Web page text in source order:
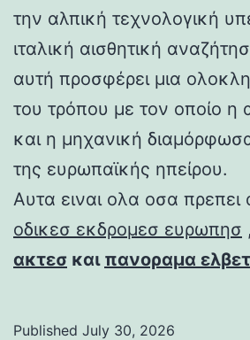
την αλπική τεχνολογική
ιταλική αισθητική
αυτή προσφέρει μια
του τρόπου με τον οποίο η
και η μηχανική
της ευρωπαϊκής ηπείρου.
Αυτα ειναι ολα οσα πρεπει
οδικεσ εκδρομεσ ευρωπησ ,
ακτεσ και πανοραμα
Published July 30, 2026